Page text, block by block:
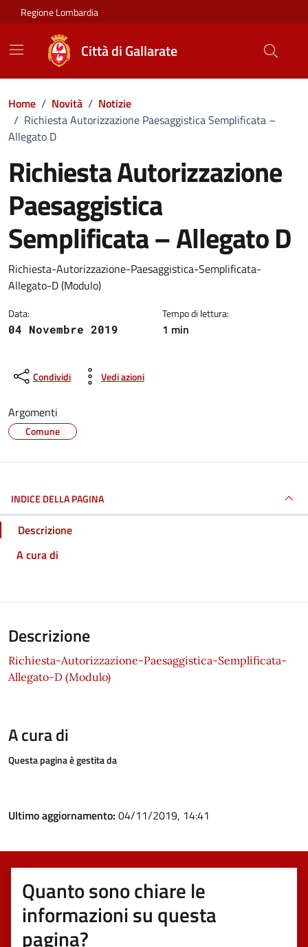
Vai ai contenuti
Vai al footer
Regione Lombardia
Città di Gallarate
Home / Novità / Notizie
/ Richiesta Autorizzazione Paesaggistica Semplificata –
Allegato D
Richiesta Autorizzazione
Paesaggistica
Semplificata – Allegato D
Dettagli della notizia
Richiesta-Autorizzazione-Paesaggistica-Semplificata-
Allegato-D (Modulo)
Data:
04 Novembre 2019
Tempo di lettura:
1 min
Condividi Vedi azioni
Argomenti
Comune
INDICE DELLA PAGINA
Descrizione
A cura di
Descrizione
Richiesta-Autorizzazione-Paesaggistica-Semplificata-
Allegato-D (Modulo)
A cura di
Questa pagina è gestita da
Ultimo aggiornamento: 04/11/2019, 14:41
Quanto sono chiare le
informazioni su questa
pagina?